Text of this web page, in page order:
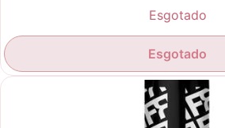
Esgotado
Esgotado